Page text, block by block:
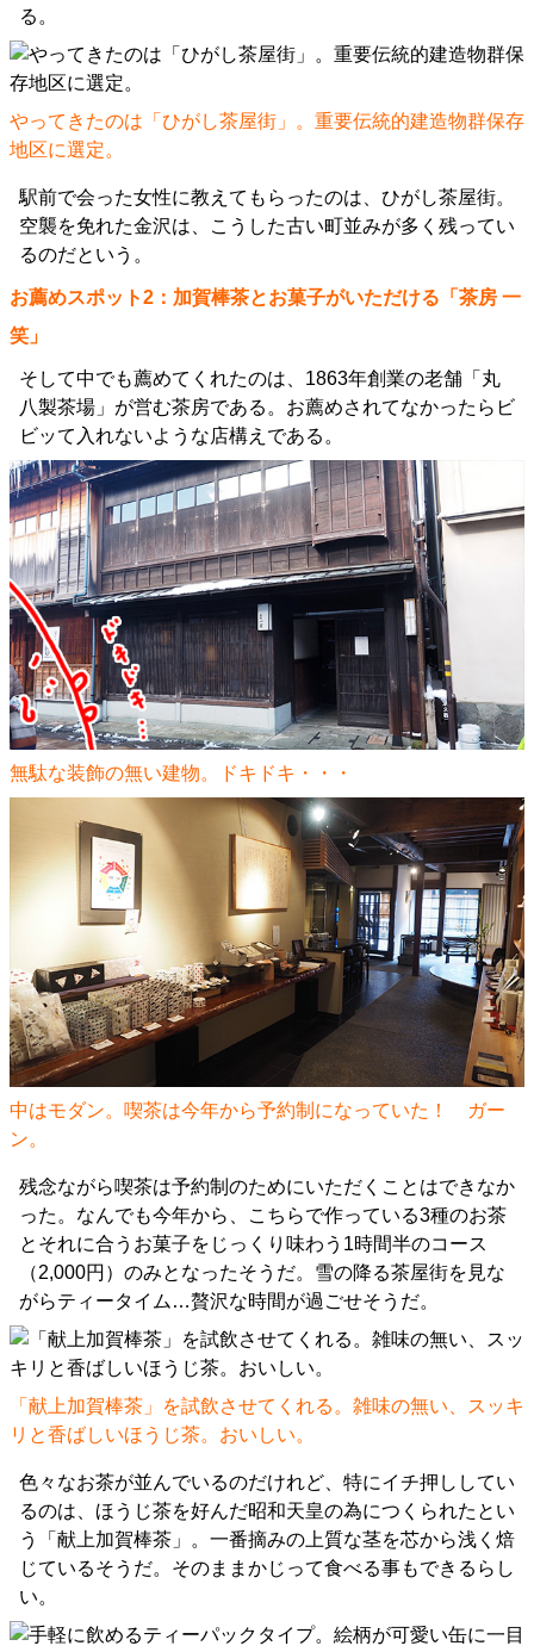
る。
やってきたのは「ひがし茶屋街」。重要伝統的建造物群保存
地区に選定。
駅前で会った女性に教えてもらったのは、ひがし茶屋街。
空襲を免れた金沢は、こうした古い町並みが多く残ってい
るのだという。
お薦めスポット2：加賀棒茶とお菓子がいただける「茶房 一
笑」
そして中でも薦めてくれたのは、1863年創業の老舗「丸
八製茶場」が営む茶房である。お薦めされてなかったらビ
ビッて入れないような店構えである。
無駄な装飾の無い建物。ドキドキ・・・
中はモダン。喫茶は今年から予約制になっていた！ ガー
ン。
残念ながら喫茶は予約制のためにいただくことはできなか
った。なんでも今年から、こちらで作っている3種のお茶
とそれに合うお菓子をじっくり味わう1時間半のコース
（2,000円）のみとなったそうだ。雪の降る茶屋街を見な
がらティータイム…贅沢な時間が過ごせそうだ。
「献上加賀棒茶」を試飲させてくれる。雑味の無い、スッキ
リと香ばしいほうじ茶。おいしい。
色々なお茶が並んでいるのだけれど、特にイチ押ししてい
るのは、ほうじ茶を好んだ昭和天皇の為につくられたとい
う「献上加賀棒茶」。一番摘みの上質な茎を芯から浅く焙
じているそうだ。そのままかじって食べる事もできるらし
い。